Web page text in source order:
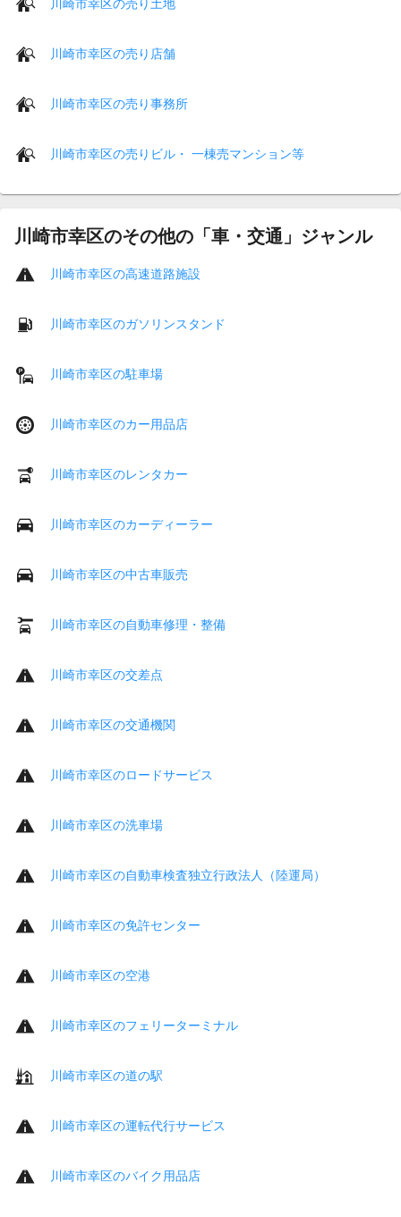
川崎市幸区の売り土地
川崎市幸区の売り店舗
川崎市幸区の売り事務所
川崎市幸区の売りビル・ 一棟売マンション等
川崎市幸区のその他の「車・交通」ジャンル
川崎市幸区の高速道路施設
川崎市幸区のガソリンスタンド
川崎市幸区の駐車場
川崎市幸区のカー用品店
川崎市幸区のレンタカー
川崎市幸区のカーディーラー
川崎市幸区の中古車販売
川崎市幸区の自動車修理・整備
川崎市幸区の交差点
川崎市幸区の交通機関
川崎市幸区のロードサービス
川崎市幸区の洗車場
川崎市幸区の自動車検査独立行政法人（陸運局）
川崎市幸区の免許センター
川崎市幸区の空港
川崎市幸区のフェリーターミナル
川崎市幸区の道の駅
川崎市幸区の運転代行サービス
川崎市幸区のバイク用品店